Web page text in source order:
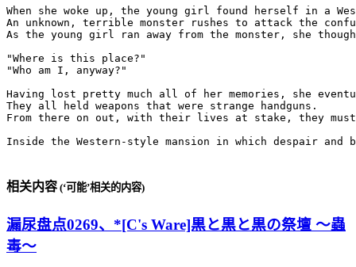
When she woke up, the young girl found herself in a
An unknown, terrible monster rushes to attack the
As the young girl ran away from the monster, she
"Where is this place?"
"Who am I, anyway?"
Having lost pretty much all of her memories, she
They all held weapons that were strange handguns.
From there on out, with their lives at stake, they
Inside the Western-style mansion in which despair
相关内容 (‘可能’相关的内容)
漏尿盘点0269、*[C's Ware]黒と黒と黒の祭壇 ～蟲
毒～